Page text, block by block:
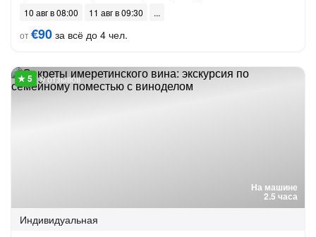
10 авг в 08:00
11 авг в 09:30
от€90 за всё до 4 чел.
На машине
2.5 часа
9 отзывов
Индивидуальная